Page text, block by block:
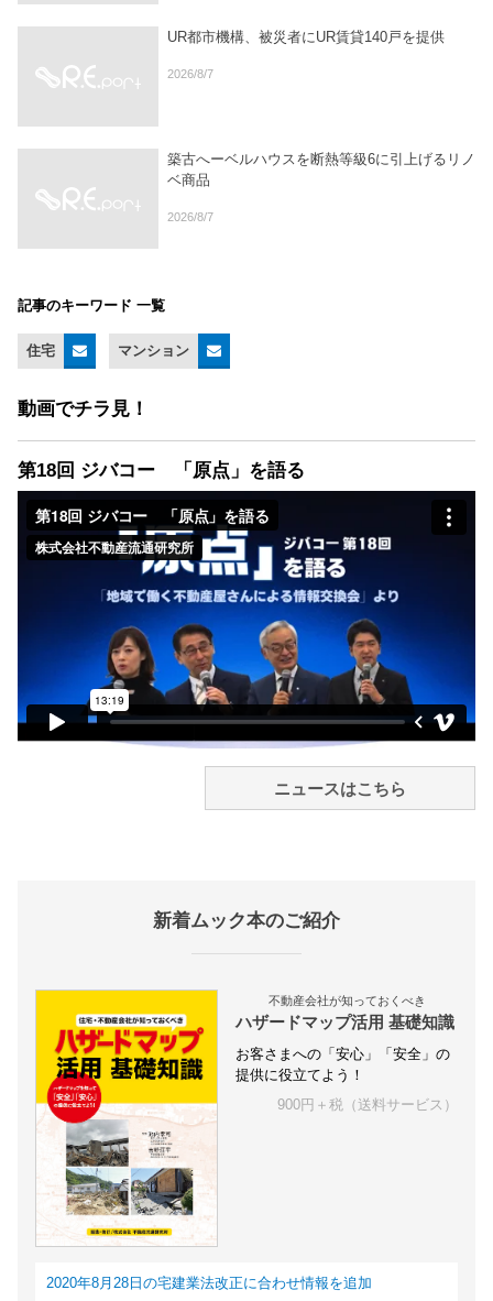
UR都市機構、被災者にUR賃貸140戸を提供
2026/8/7
築古へーベルハウスを断熱等級6に引上げるリノ
ベ商品
2026/8/7
記事のキーワード 一覧
住宅 マンション
動画でチラ見！
第18回 ジバコー 「原点」を語る
ニュースはこちら
新着ムック本のご紹介
不動産会社が知っておくべき
ハザードマップ活用 基礎知識
お客さまへの「安心」「安全」の
提供に役立てよう！
900円＋税（送料サービス）
2020年8月28日の宅建業法改正に合わせ情報を追加